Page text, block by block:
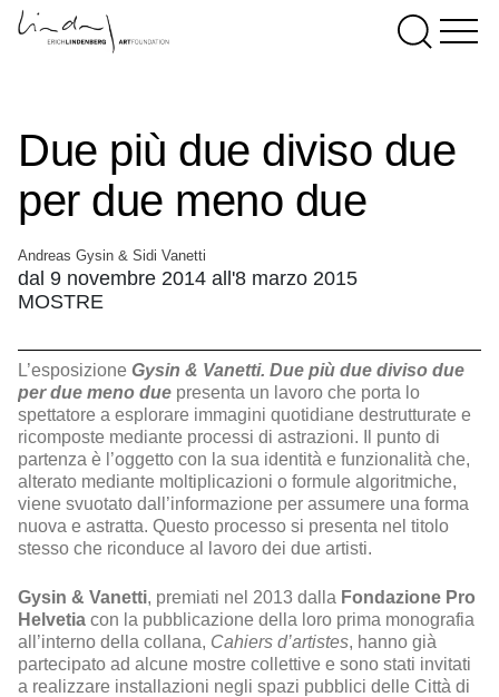
Due più due diviso due
per due meno due
Andreas Gysin & Sidi Vanetti
dal 9 novembre 2014 all'8 marzo 2015
MOSTRE
L’esposizione Gysin & Vanetti. Due più due diviso due
per due meno due presenta un lavoro che porta lo
spettatore a esplorare immagini quotidiane destrutturate e
ricomposte mediante processi di astrazioni. Il punto di
partenza è l’oggetto con la sua identità e funzionalità che,
alterato mediante moltiplicazioni o formule algoritmiche,
viene svuotato dall’informazione per assumere una forma
nuova e astratta. Questo processo si presenta nel titolo
stesso che riconduce al lavoro dei due artisti.
Gysin & Vanetti, premiati nel 2013 dalla Fondazione Pro
Helvetia con la pubblicazione della loro prima monografia
all’interno della collana, Cahiers d’artistes, hanno già
partecipato ad alcune mostre collettive e sono stati invitati
a realizzare installazioni negli spazi pubblici delle Città di